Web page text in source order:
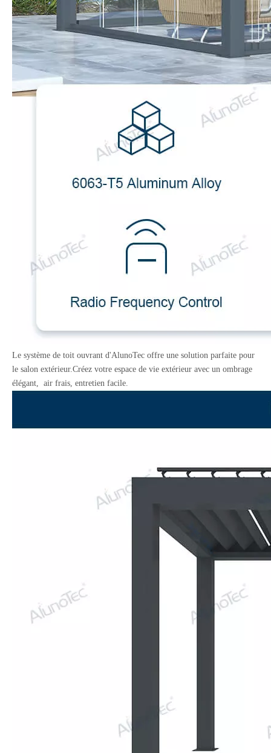
Le système de toit ouvrant d'AlunoTec offre une solution parfaite pour
le salon extérieur.Créez votre espace de vie extérieur avec un ombrage
élégant, air frais, entretien facile.